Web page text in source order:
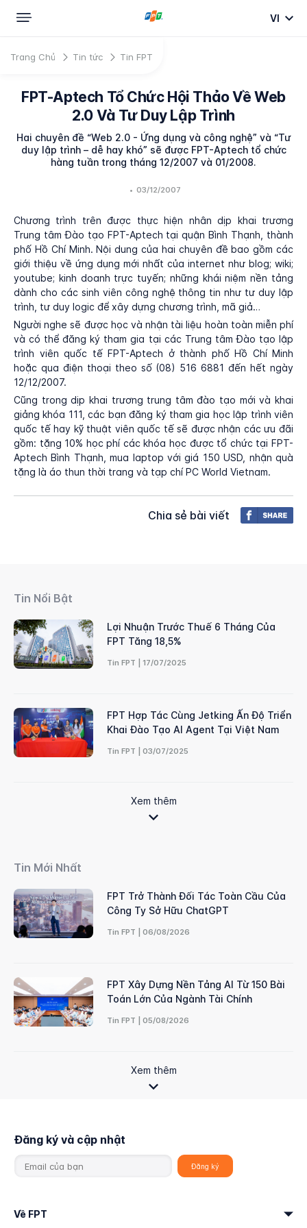
VI
Trang Chủ Tin tức Tin FPT
FPT-Aptech Tổ Chức Hội Thảo Về Web
2.0 Và Tư Duy Lập Trình
Hai chuyên đề “Web 2.0 - Ứng dụng và công nghệ” và “Tư
duy lập trình – dễ hay khó” sẽ được FPT-Aptech tổ chức
hàng tuần trong tháng 12/2007 và 01/2008.
• 03/12/2007
Chương trình trên được thực hiện nhân dịp khai trương
Trung tâm Đào tạo FPT-Aptech tại quận Bình Thạnh, thành
phố Hồ Chí Minh. Nội dung của hai chuyên đề bao gồm các
giới thiệu về ứng dụng mới nhất của internet như blog; wiki;
youtube; kinh doanh trực tuyến; những khái niệm nền tảng
dành cho các sinh viên công nghệ thông tin như tư duy lập
trình, tư duy logic để xây dựng chương trình, mã giả…
Người nghe sẽ được học và nhận tài liệu hoàn toàn miễn phí
và có thể đăng ký tham gia tại các Trung tâm Đào tạo lập
trình viên quốc tế FPT-Aptech ở thành phố Hồ Chí Minh
hoặc qua điện thoại theo số (08) 516 6881 đến hết ngày
12/12/2007.
Cũng trong dịp khai trương trung tâm đào tạo mới và khai
giảng khóa 111, các bạn đăng ký tham gia học lập trình viên
quốc tế hay kỹ thuật viên quốc tế sẽ được nhận các ưu đãi
gồm: tặng 10% học phí các khóa học được tổ chức tại FPT-
Aptech Bình Thạnh, mua laptop với giá 150 USD, nhận quà
tặng là áo thun thời trang và tạp chí PC World Vietnam.
Chia sẻ bài viết
Tin Nổi Bật
Lợi Nhuận Trước Thuế 6 Tháng Của
FPT Tăng 18,5%
Tin FPT | 17/07/2025
FPT Hợp Tác Cùng Jetking Ấn Độ Triển
Khai Đào Tạo AI Agent Tại Việt Nam
Tin FPT | 03/07/2025
Xem thêm
Tin Mới Nhất
FPT Trở Thành Đối Tác Toàn Cầu Của
Công Ty Sở Hữu ChatGPT
Tin FPT | 06/08/2026
FPT Xây Dựng Nền Tảng AI Từ 150 Bài
Toán Lớn Của Ngành Tài Chính
Tin FPT | 05/08/2026
Xem thêm
Đăng ký và cập nhật
Về FPT